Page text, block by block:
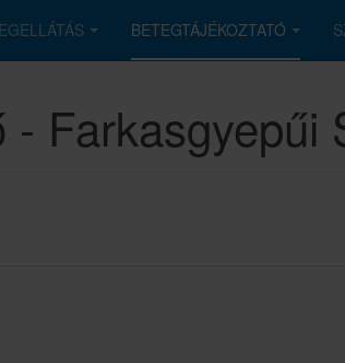
BETEGTÁJÉKOZTATÓ
Farkasgyepűi